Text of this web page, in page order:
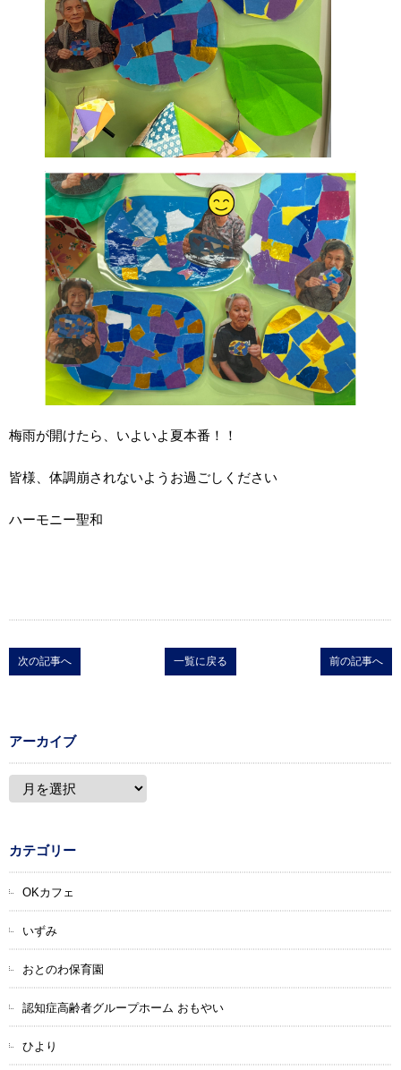
梅雨が開けたら、いよいよ夏本番！！
皆様、体調崩されないようお過ごしください
ハーモニー聖和
次の記事へ 一覧に戻る 前の記事へ
アーカイブ
カテゴリー
OKカフェ
いずみ
おとのわ保育園
認知症高齢者グループホーム おもやい
ひより